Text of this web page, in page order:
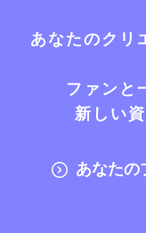
あなたのクリ
ファンと
新しい
あなたの